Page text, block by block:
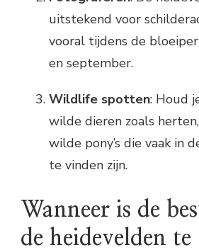
uitstekend voor
vooral tijdens de
en september.
Wildlife spotten: Houd
wilde dieren zoals
wilde pony’s die vaak in
te vinden zijn.
Wanneer is de
de heidevelden te